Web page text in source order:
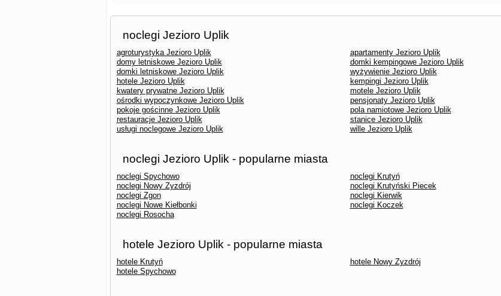
noclegi Jezioro Uplik
agroturystyka Jezioro Uplik
apartamenty Jezioro Uplik
domy letniskowe Jezioro Uplik
domki kempingowe Jezioro Uplik
domki letniskowe Jezioro Uplik
wyżywienie Jezioro Uplik
hotele Jezioro Uplik
kempingi Jezioro Uplik
kwatery prywatne Jezioro Uplik
motele Jezioro Uplik
ośrodki wypoczynkowe Jezioro Uplik
pensjonaty Jezioro Uplik
pokoje gościnne Jezioro Uplik
pola namiotowe Jezioro Uplik
restauracje Jezioro Uplik
stanice Jezioro Uplik
usługi noclegowe Jezioro Uplik
wille Jezioro Uplik
noclegi Jezioro Uplik - popularne miasta
noclegi Spychowo
noclegi Krutyń
noclegi Nowy Zyzdrój
noclegi Krutyński Piecek
noclegi Zgon
noclegi Kierwik
noclegi Nowe Kiełbonki
noclegi Koczek
noclegi Rosocha
hotele Jezioro Uplik - popularne miasta
hotele Krutyń
hotele Nowy Zyzdrój
hotele Spychowo